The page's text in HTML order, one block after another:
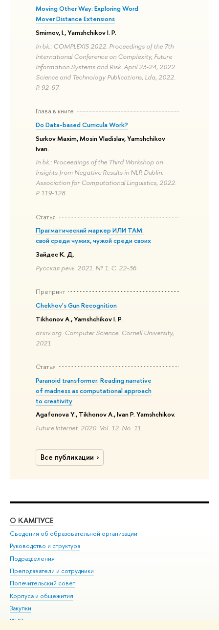
Moving Other Way: Exploring Word
Mover Distance Extensions
Smirnov, I., Yamshchikov I. P.
In bk.: COMPLEXIS 2022. Proceedings of the 7th
International Conference on Complexity, Future
Information Systems and Risk. April 23-24, 2022.
Science and Technology Publications, Lda, 2022.
P. 92-97.
Глава в книге
Do Data-based Curricula Work?
Surkov Maxim, Mosin Vladislav, Yamshchikov
Ivan.
In bk.: Proceedings of the Third Workshop on
Insights from Negative Results in NLP. Dublin:
Association for Computational Linguistics, 2022.
P. 119-128.
Статья
Прагматический маркер ИЛИ ТАМ:
свой среди чужих, чужой среди своих
Зайдес К. Д.
Русская речь. 2021. № 1. С. 22-36.
Препринт
Chekhov's Gun Recognition
Tikhonov A., Yamshchikov I. P.
arxiv.org. Computer Science. Cornell University,
2021
Статья
Paranoid transformer: Reading narrative
of madness as computational approach
to creativity
Agafonova Y., Tikhonov A., Ivan P. Yamshchikov.
Future Internet. 2020. Vol. 12. No. 11.
Все публикации
О КАМПУСЕ
Сведения об образовательной организации
Руководство и структура
Подразделения
Преподаватели и сотрудники
Попечительский совет
Корпуса и общежития
Закупки
ВШЭ для студентов с ограниченными возможностями